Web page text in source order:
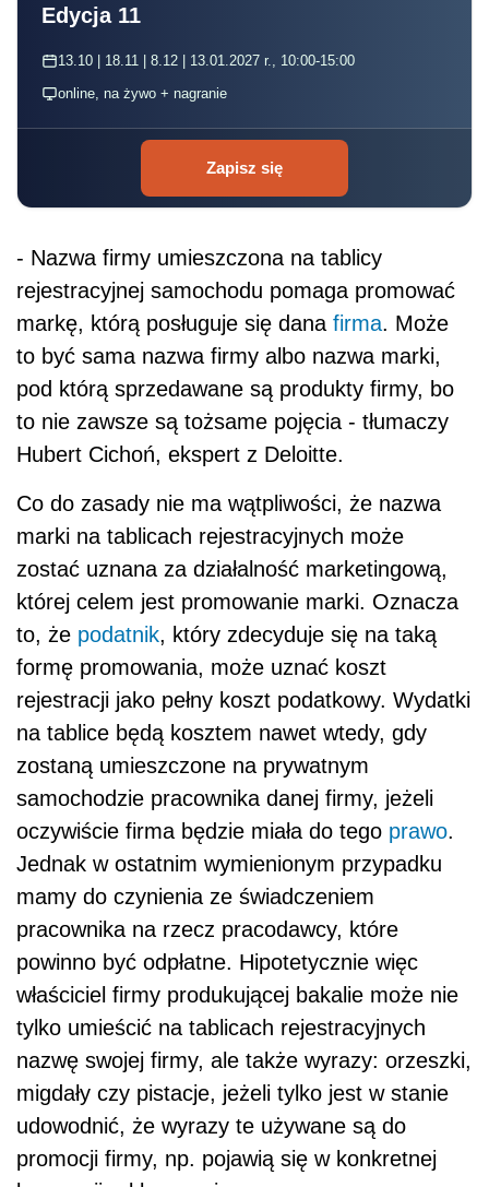
Edycja 11
13.10 | 18.11 | 8.12 | 13.01.2027 r., 10:00-15:00
online, na żywo + nagranie
Zapisz się
- Nazwa firmy umieszczona na tablicy
rejestracyjnej samochodu pomaga promować
markę, którą posługuje się dana firma. Może
to być sama nazwa firmy albo nazwa marki,
pod którą sprzedawane są produkty firmy, bo
to nie zawsze są tożsame pojęcia - tłumaczy
Hubert Cichoń, ekspert z Deloitte.
Co do zasady nie ma wątpliwości, że nazwa
marki na tablicach rejestracyjnych może
zostać uznana za działalność marketingową,
której celem jest promowanie marki. Oznacza
to, że podatnik, który zdecyduje się na taką
formę promowania, może uznać koszt
rejestracji jako pełny koszt podatkowy. Wydatki
na tablice będą kosztem nawet wtedy, gdy
zostaną umieszczone na prywatnym
samochodzie pracownika danej firmy, jeżeli
oczywiście firma będzie miała do tego prawo.
Jednak w ostatnim wymienionym przypadku
mamy do czynienia ze świadczeniem
pracownika na rzecz pracodawcy, które
powinno być odpłatne. Hipotetycznie więc
właściciel firmy produkującej bakalie może nie
tylko umieścić na tablicach rejestracyjnych
nazwę swojej firmy, ale także wyrazy: orzeszki,
migdały czy pistacje, jeżeli tylko jest w stanie
udowodnić, że wyrazy te używane są do
promocji firmy, np. pojawią się w konkretnej